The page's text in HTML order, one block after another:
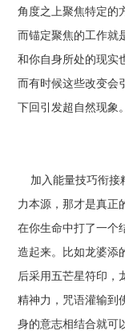
角度之上聚焦特定的
而锚定聚焦的工作就
和你自身所处的现实
而有时候这些改变会
下回引发超自然现象。
加入能量技巧衔接
力本源，那才是真正
在你生命中打了一个
造起来。比如龙婆添
后采用五芒星符印，
精神力，咒语灌输到
身的意志相结合就可